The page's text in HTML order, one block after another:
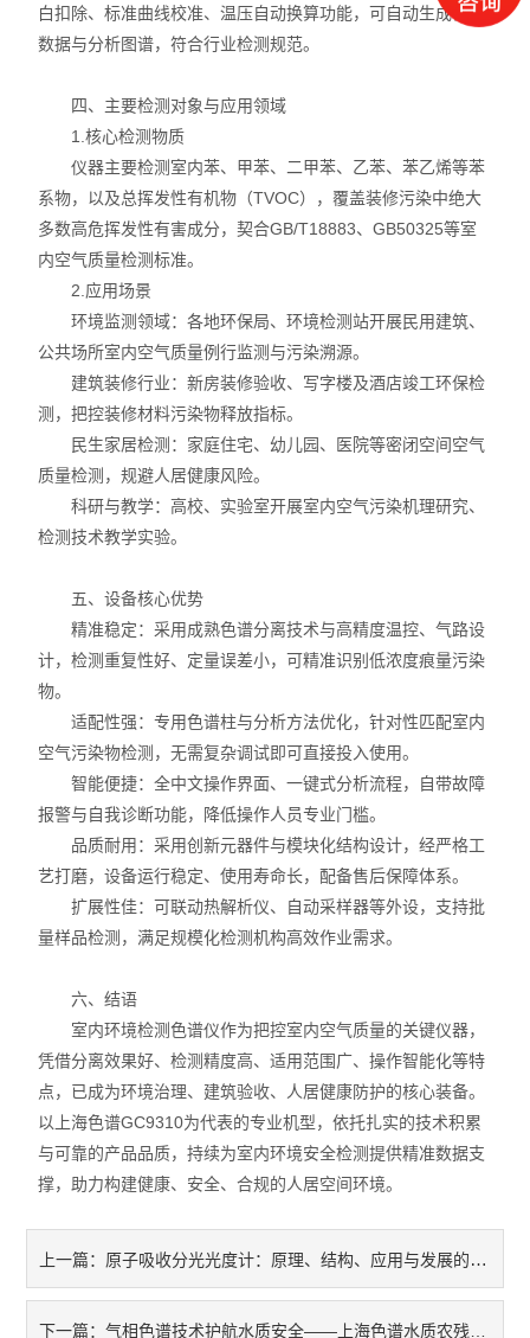
白扣除、标准曲线校准、温压自动换算功能，可自动生成检测
数据与分析图谱，符合行业检测规范。
四、主要检测对象与应用领域
1.核心检测物质
仪器主要检测室内苯、甲苯、二甲苯、乙苯、苯乙烯等苯
系物，以及总挥发性有机物（TVOC），覆盖装修污染中绝大
多数高危挥发性有害成分，契合GB/T18883、GB50325等室
内空气质量检测标准。
2.应用场景
环境监测领域：各地环保局、环境检测站开展民用建筑、
公共场所室内空气质量例行监测与污染溯源。
建筑装修行业：新房装修验收、写字楼及酒店竣工环保检
测，把控装修材料污染物释放指标。
民生家居检测：家庭住宅、幼儿园、医院等密闭空间空气
质量检测，规避人居健康风险。
科研与教学：高校、实验室开展室内空气污染机理研究、
检测技术教学实验。
五、设备核心优势
精准稳定：采用成熟色谱分离技术与高精度温控、气路设
计，检测重复性好、定量误差小，可精准识别低浓度痕量污染
物。
适配性强：专用色谱柱与分析方法优化，针对性匹配室内
空气污染物检测，无需复杂调试即可直接投入使用。
智能便捷：全中文操作界面、一键式分析流程，自带故障
报警与自我诊断功能，降低操作人员专业门槛。
品质耐用：采用创新元器件与模块化结构设计，经严格工
艺打磨，设备运行稳定、使用寿命长，配备售后保障体系。
扩展性佳：可联动热解析仪、自动采样器等外设，支持批
量样品检测，满足规模化检测机构高效作业需求。
六、结语
室内环境检测色谱仪作为把控室内空气质量的关键仪器，
凭借分离效果好、检测精度高、适用范围广、操作智能化等特
点，已成为环境治理、建筑验收、人居健康防护的核心装备。
以上海色谱GC9310为代表的专业机型，依托扎实的技术积累
与可靠的产品品质，持续为室内环境安全检测提供精准数据支
撑，助力构建健康、安全、合规的人居空间环境。
上一篇： 原子吸收分光光度计：原理、结构、应用与发展的专业剖析
下一篇：气相色谱技术护航水质安全——上海色谱水质农残检测全方案